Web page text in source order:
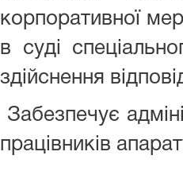
корпоративної
в суді
здійснення
Забезпечує
працівників